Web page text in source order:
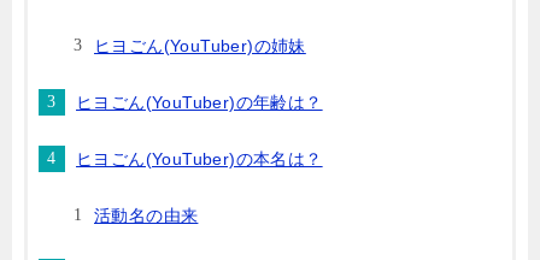
ヒヨごん(YouTuber)の姉妹
ヒヨごん(YouTuber)の年齢は？
ヒヨごん(YouTuber)の本名は？
活動名の由来